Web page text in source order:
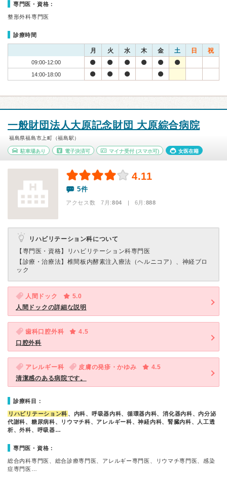
専門医・資格：
整形外科専門医
診療時間
月 火 水 木 金 土 日 祝
09:00-12:00
14:00-18:00
一般財団法人大原記念財団 大原綜合病院
福島県福島市上町（福島駅）
駐車場あり 電子決済可 マイナ受付 (スマホ可) 女医在籍
4.11
5件
アクセス数 7月:804 | 6月:888
リハビリテーション科について
【専門医・資格】
リハビリテーション科専門医
【診療・治療法】 椎間板内酵素注入療法（ヘルニコア）、神経ブロ
ック
人間ドック
5.0
人間ドックの詳細な説明
歯科口腔外科
4.5
口腔外科
アレルギー科 皮膚の発疹・かゆみ
4.5
清潔感のある病院です。
診療科目：
リハビリテーション科 、内科、呼吸器内科、循環器内科、消化器内科、内分泌
代謝科、糖尿病科、リウマチ科、アレルギー科、神経内科、腎臓内科、人工透
析、外科、呼吸器…
専門医・資格：
総合内科専門医、総合診療専門医、アレルギー専門医、リウマチ専門医、感染
症専門医…